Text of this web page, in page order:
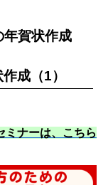
年賀状作成
成（1）
ミナーは、こちら